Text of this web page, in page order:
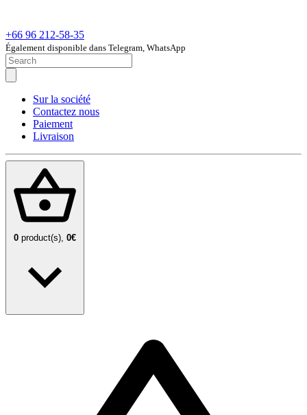
+66 96 212-58-35
Également disponible dans Telegram, WhatsApp
Sur la société
Contactez nous
Paiement
Livraison
0 product(s), 0€